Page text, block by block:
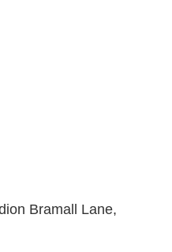
Bramall Lane,